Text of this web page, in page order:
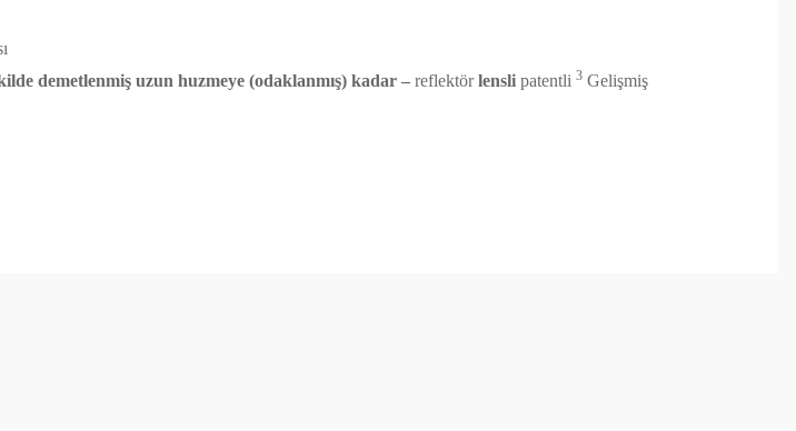
demetlenmiş uzun huzmeye (odaklanmış) kadar –reflektörlenslipatentli 3Gelişmiş